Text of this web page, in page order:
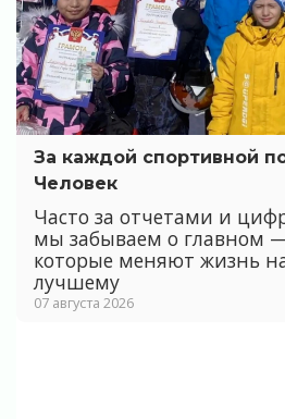
За каждой спортивной
Человек
Часто за отчетами и
мы забываем о главном
которые меняют жизнь
лучшему
07 августа 2026